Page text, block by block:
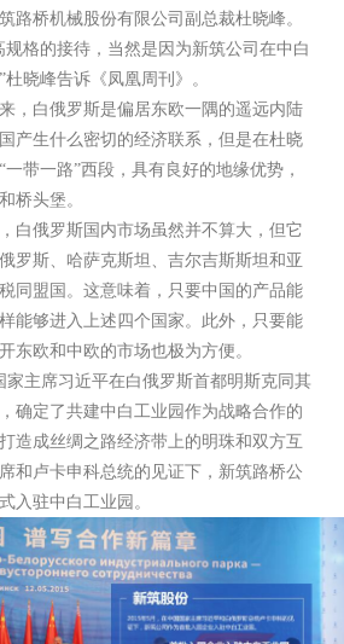
路桥机械股份有限公司副总裁杜晓峰。
规格的接待，当然是因为新筑公司在中白
晓峰告诉《凤凰周刊》。
，白俄罗斯是偏居东欧一隅的遥远内陆
产生什么密切的经济联系，但是在杜晓
带一路”西段，具有良好的地缘优势，
桥头堡。
白俄罗斯国内市场虽然并不算大，但它
罗斯、哈萨克斯坦、吉尔吉斯斯坦和亚
同盟国。这意味着，只要中国的产品能
能够进入上述四个国家。此外，只要能
东欧和中欧的市场也极为方便。
家主席习近平在白俄罗斯首都明斯克同其
确定了共建中白工业园作为战略合作的
造成丝绸之路经济带上的明珠和双方互
和卢卡申科总统的见证下，新筑路桥公
入驻中白工业园。